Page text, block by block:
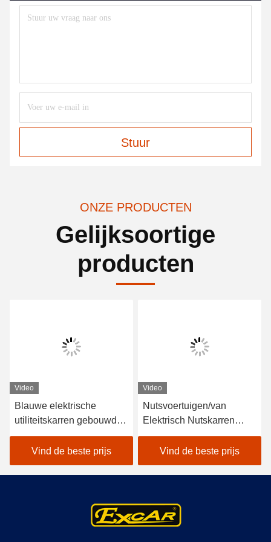
Stuur
ONZE PRODUCTEN
Gelijksoortige
producten
Video
Blauwe elektrische
utiliteitskarren gebouwd
met hoogfrequente 48v
3,7kw regelaars en Curtis
controllers voor een
soepele rijervaring
Vind de beste prijs
Video
Nutsvoertuigen/van
Elektrisch Nutskarren
350A de V.S. Curties
Controlemechanisme op
batterijen
Vind de beste prijs